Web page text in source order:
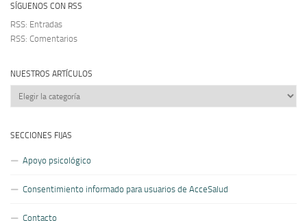
SÍGUENOS CON RSS
RSS: Entradas
RSS: Comentarios
NUESTROS ARTÍCULOS
Nuestros
artículos
SECCIONES FIJAS
Apoyo psicológico
Consentimiento informado para usuarios de AcceSalud
Contacto